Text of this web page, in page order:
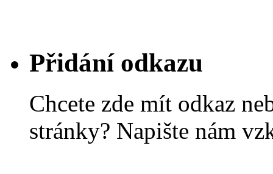
Přidání odkazu
Chcete zde mít odkaz
stránky? Napište nám